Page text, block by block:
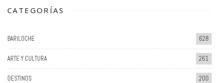
CATEGORÍAS
BARILOCHE 628
ARTE Y CULTURA 261
DESTINOS 200